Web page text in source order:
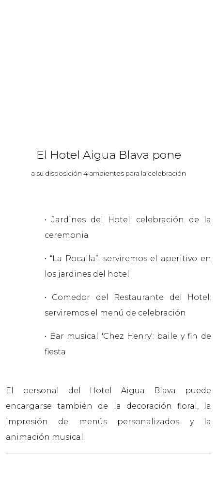
El Hotel Aigua Blava pone
a su disposición 4 ambientes para la celebración
• Jardines del Hotel: celebración de la
ceremonia
• “La Rocalla”: serviremos el aperitivo en
los jardines del hotel
• Comedor del Restaurante del Hotel:
serviremos el menú de celebración
• Bar musical 'Chez Henry': baile y fin de
fiesta
El personal del Hotel Aigua Blava puede
encargarse también de la decoración floral, la
impresión de menús personalizados y la
animación musical.